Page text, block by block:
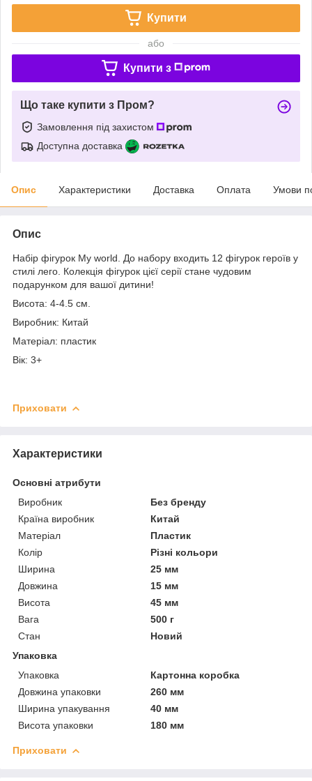
Купити
або
Купити з
Що таке купити з Пром?
Замовлення під захистом
Доступна доставка
Опис Характеристики Доставка Оплата Умови
Опис
Набір фігурок My world. До набору входить 12 фігурок героїв у
стилі лего. Колекція фігурок цієї серії стане чудовим
подарунком для вашої дитини!
Висота: 4-4.5 см.
Виробник: Китай
Матеріал: пластик
Вік: 3+
Приховати
Характеристики
Основні атрибути
Виробник
Без бренду
Країна виробник
Китай
Матеріал
Пластик
Колір
Різні кольори
Ширина
25 мм
Довжина
15 мм
Висота
45 мм
Вага
500 г
Стан
Новий
Упаковка
Упаковка
Картонна коробка
Довжина упаковки
260 мм
Ширина упакування
40 мм
Висота упаковки
180 мм
Приховати